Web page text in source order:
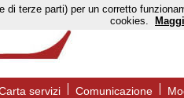
servizi Comunicazione
di terze parti) per un corretto
cookies.